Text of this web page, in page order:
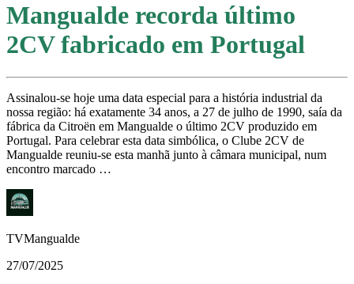
Mangualde recorda último
2CV fabricado em Portugal
Assinalou-se hoje uma data especial para a história industrial da
nossa região: há exatamente 34 anos, a 27 de julho de 1990, saía da
fábrica da Citroën em Mangualde o último 2CV produzido em
Portugal. Para celebrar esta data simbólica, o Clube 2CV de
Mangualde reuniu-se esta manhã junto à câmara municipal, num
encontro marcado …
TVMangualde
27/07/2025